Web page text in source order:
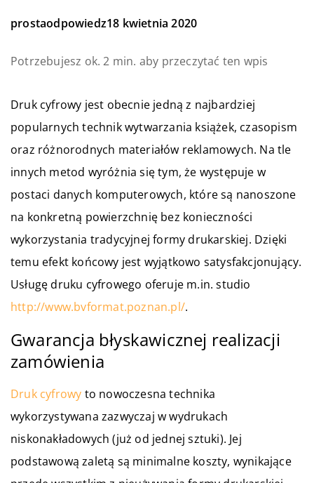
prostaodpowiedz18 kwietnia 2020
Potrzebujesz ok. 2 min. aby przeczytać ten wpis
Druk cyfrowy jest obecnie jedną z najbardziej
popularnych technik wytwarzania książek, czasopism
oraz różnorodnych materiałów reklamowych. Na tle
innych metod wyróżnia się tym, że występuje w
postaci danych komputerowych, które są nanoszone
na konkretną powierzchnię bez konieczności
wykorzystania tradycyjnej formy drukarskiej. Dzięki
temu efekt końcowy jest wyjątkowo satysfakcjonujący.
Usługę druku cyfrowego oferuje m.in. studio
http://www.bvformat.poznan.pl/.
Gwarancja błyskawicznej realizacji
zamówienia
Druk cyfrowy to nowoczesna technika
wykorzystywana zazwyczaj w wydrukach
niskonakładowych (już od jednej sztuki). Jej
podstawową zaletą są minimalne koszty, wynikające